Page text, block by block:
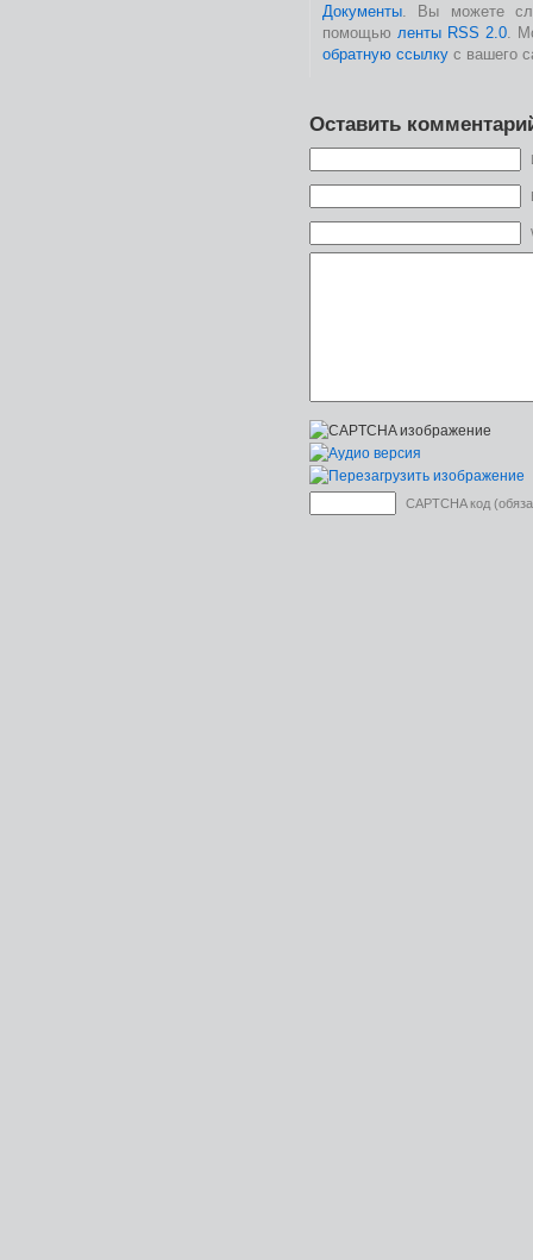
Документы . Вы можете
помощью ленты RSS 2.0.
обратную ссылку с вашего
Оставить
CAPTCHA код